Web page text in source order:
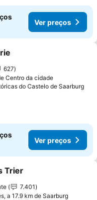
Ver preços
aos favoritos
627
Centro da cidade
do Castelo de Saarburg
Ver preços
aos favoritos
Trier
7.401
a 17.9 km de Saarburg